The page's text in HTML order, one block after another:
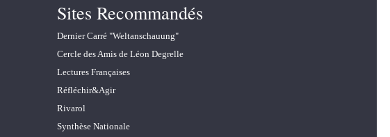
Sites Recommandés
Dernier Carré "Weltanschauung"
Cercle des Amis de Léon Degrelle
Lectures Françaises
Réfléchir&Agir
Rivarol
Synthèse Nationale